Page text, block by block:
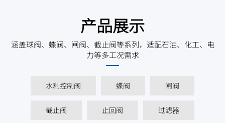
产品展示
涵盖球阀、蝶阀、闸阀、截止阀等系列，适配石油、化工、电
力等多工况需求
水利控制阀 蝶阀 闸阀
截止阀 止回阀 过滤器